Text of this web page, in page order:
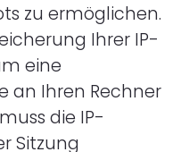
zu ermöglichen.
Ihrer IP-
eine
an Ihren Rechner
die IP-
Sitzung